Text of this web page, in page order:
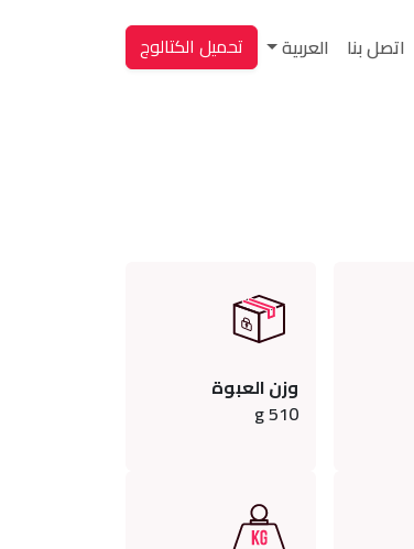
اتصل بنا العربية تحميل الكتالوج
وزن العبوة
510
g